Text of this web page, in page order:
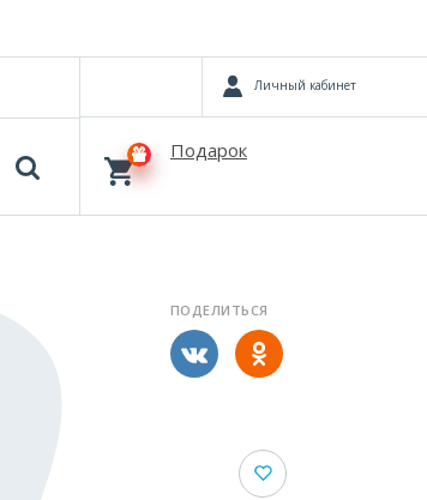
Личный кабинет
Подарок
ПОДЕЛИТЬСЯ